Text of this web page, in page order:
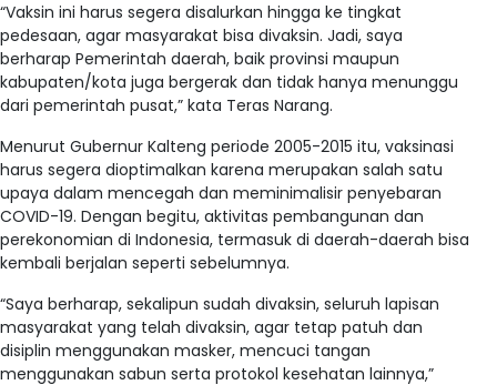
“Vaksin ini harus segera disalurkan hingga ke tingkat
pedesaan, agar masyarakat bisa divaksin. Jadi, saya
berharap Pemerintah daerah, baik provinsi maupun
kabupaten/kota juga bergerak dan tidak hanya menunggu
dari pemerintah pusat,” kata Teras Narang.
Menurut Gubernur Kalteng periode 2005-2015 itu, vaksinasi
harus segera dioptimalkan karena merupakan salah satu
upaya dalam mencegah dan meminimalisir penyebaran
COVID-19. Dengan begitu, aktivitas pembangunan dan
perekonomian di Indonesia, termasuk di daerah-daerah bisa
kembali berjalan seperti sebelumnya.
“Saya berharap, sekalipun sudah divaksin, seluruh lapisan
masyarakat yang telah divaksin, agar tetap patuh dan
disiplin menggunakan masker, mencuci tangan
menggunakan sabun serta protokol kesehatan lainnya,”